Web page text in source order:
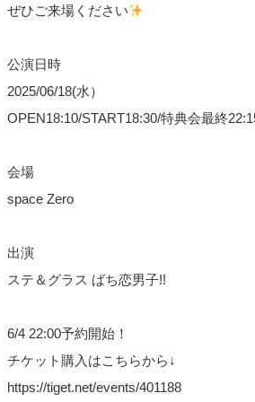
ぜひご来場ください
公演日時
2025/06/18(水）
OPEN18:10/START18:30/特典会最終
会場
space Zero
出演
ステ＆グラス ばち恋男子!!
6/4 22:00予約開始！
チケット購入はこちらから↓
https://tiget.net/events/401188